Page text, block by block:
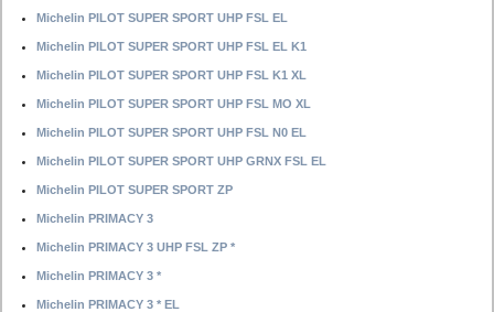
Michelin PILOT SUPER SPORT UHP FSL EL
Michelin PILOT SUPER SPORT UHP FSL EL K1
Michelin PILOT SUPER SPORT UHP FSL K1 XL
Michelin PILOT SUPER SPORT UHP FSL MO XL
Michelin PILOT SUPER SPORT UHP FSL N0 EL
Michelin PILOT SUPER SPORT UHP GRNX FSL EL
Michelin PILOT SUPER SPORT ZP
Michelin PRIMACY 3
Michelin PRIMACY 3 UHP FSL ZP *
Michelin PRIMACY 3 *
Michelin PRIMACY 3 * EL